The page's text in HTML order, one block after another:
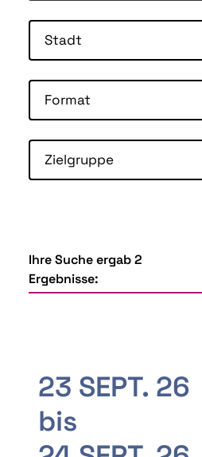
Stadt
Format
Zielgruppe
Ihre Suche ergab 2
Ergebnisse:
23 SEPT. 26
bis